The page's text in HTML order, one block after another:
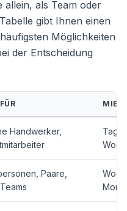
allein, als Team oder
gibt Ihnen einen
Möglichkeiten
der Entscheidung
Handwerker,
Tage
Paare,